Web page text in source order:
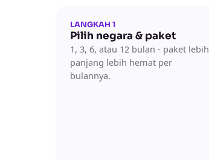
LANGKAH 1
Pilih negara & paket
1, 3, 6, atau 12 bulan - paket lebih
panjang lebih hemat per
bulannya.